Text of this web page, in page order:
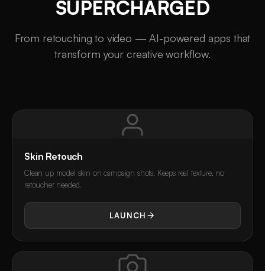
SUPERCHARGED
From retouching to video — AI-powered apps that
transform your creative workflow.
Skin Retouch
Clean up model skin on campaign shots. Keeps real texture, no
retoucher needed.
LAUNCH